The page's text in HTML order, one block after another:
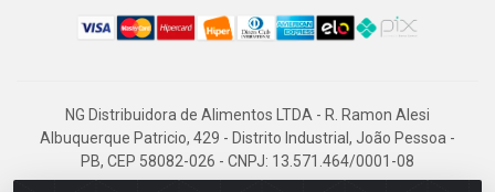
NG Distribuidora de Alimentos LTDA - R. Ramon Alesi
Albuquerque Patricio, 429 - Distrito Industrial, João Pessoa -
PB, CEP 58082-026 - CNPJ: 13.571.464/0001-08